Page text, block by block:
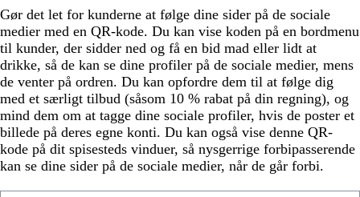
Gør det let for kunderne at følge dine sider på de sociale
medier med en QR-kode. Du kan vise koden på en bordmenu
til kunder, der sidder ned og få en bid mad eller lidt at
drikke, så de kan se dine profiler på de sociale medier, mens
de venter på ordren. Du kan opfordre dem til at følge dig
med et særligt tilbud (såsom 10 % rabat på din regning), og
mind dem om at tagge dine sociale profiler, hvis de poster et
billede på deres egne konti. Du kan også vise denne QR-
kode på dit spisesteds vinduer, så nysgerrige forbipasserende
kan se dine sider på de sociale medier, når de går forbi.